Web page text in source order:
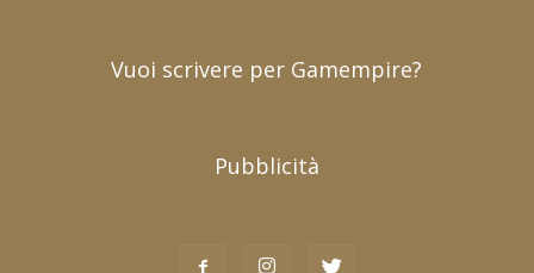
Vuoi scrivere per Gamempire?
Pubblicità